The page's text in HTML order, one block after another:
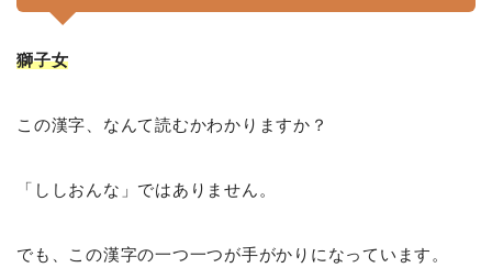
獅子女
この漢字、なんて読むかわかりますか？
「ししおんな」ではありません。
でも、この漢字の一つ一つが手がかりになっています。